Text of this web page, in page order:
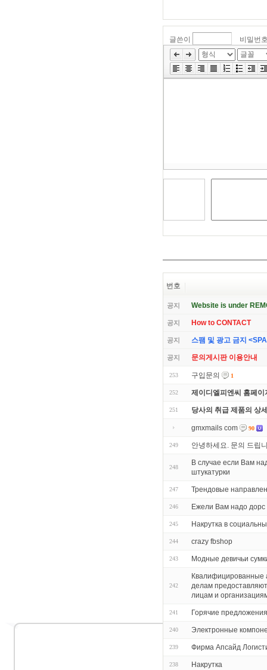
글쓴이
비밀번
편
도
번호
공지 Website is under
공지 How to CONTACT
공지 스팸 및 광고 금지
공지 문의게시판 이용안내
253 구입문의 1
252 제이디엘피엔씨 홈페
251 당사의 취급 제품의 상
gmxmails com 90
249 안녕하세요. 문의 드립
248
В случае если Вам
штукатурки
247 Трендовые
246 Ежели Вам надо дорс
245 Накрутка в
244 crazy fbshop
243 Модные девичьи
242
Квалифицированные
делам
лицам и
241 Горячие
240 Электронные
239 Фирма Апсайд
238 Накрутка